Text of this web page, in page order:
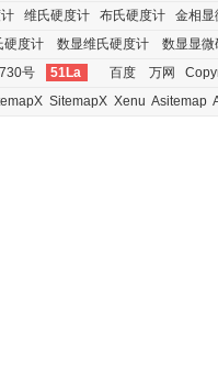
维氏硬度计 布氏硬度计
金相显
硬度计 数显维氏硬度计
数显显微
号
51La 百度 万网
SitemapX Xenu Asitemap